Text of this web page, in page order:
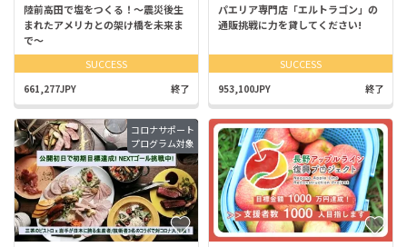
陸前高田で塩をつくる！〜震災後生
まれたアメリカとの架け橋を未来ま
で〜
SUCCESS
661,277JPY 終了
パエリア専門店「エルトラゴン」の
通販挑戦に力を貸してください!
SUCCESS
953,100JPY 終了
コロナサポート
プログラム対象